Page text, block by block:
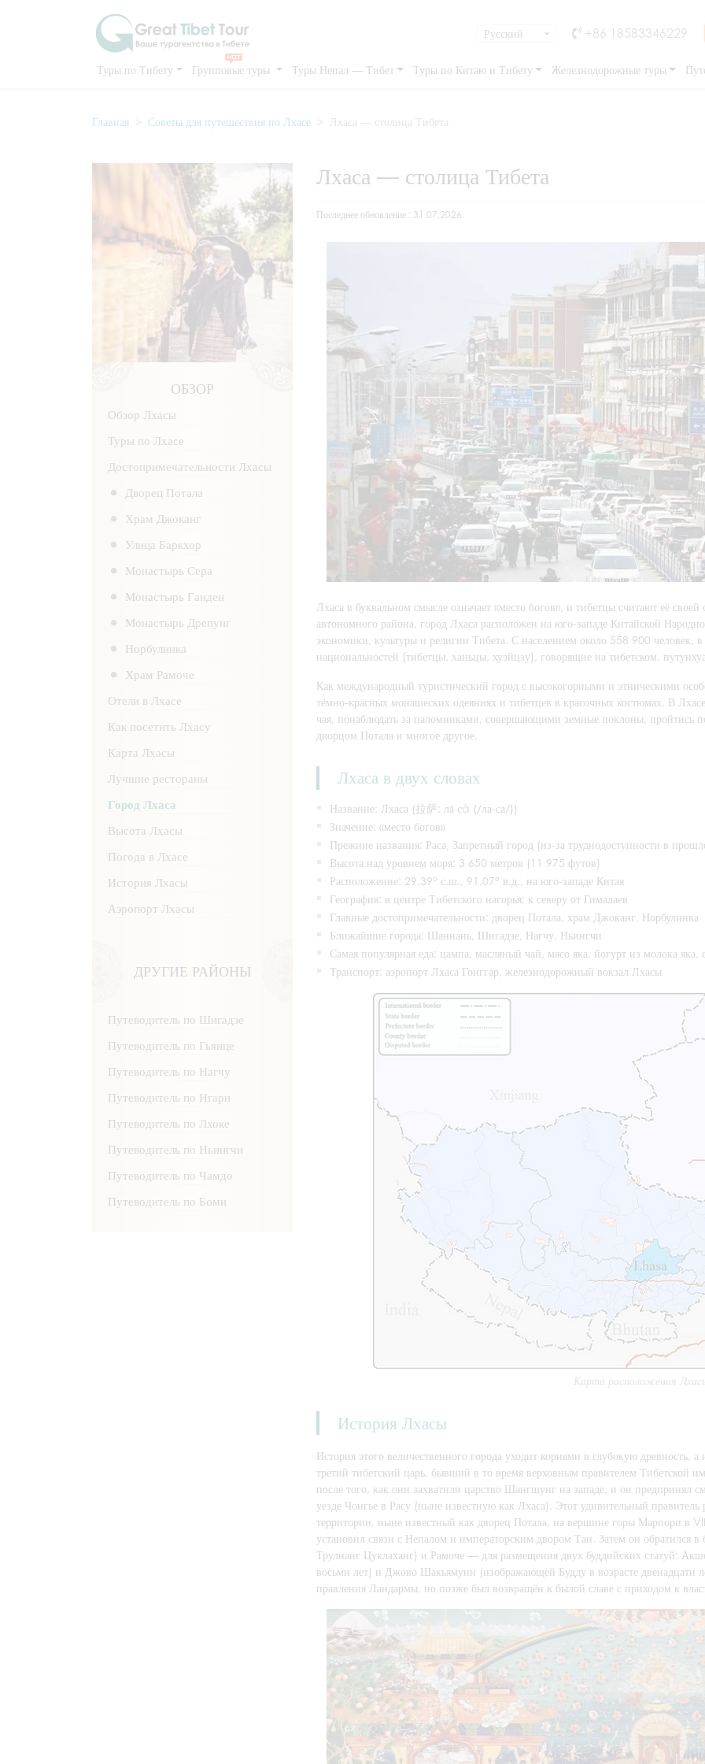
+86 18583346229
Туры по Тибету Групповые туры Туры Непал — Тибет Туры по Китаю и Тибету Железнодорожные туры
Главная Советы для путешествия по Лхасе Лхаса — столица Тибета
ОБЗОР
Обзор Лхасы
Туры по Лхасе
Достопримечательности Лхасы
Дворец Потала
Храм Джоканг
Улица Баркхор
Монастырь Сера
Монастырь Ганден
Монастырь Дрепунг
Норбулинка
Храм Рамоче
Отели в Лхасе
Как посетить Лхасу
Карта Лхасы
Лучшие рестораны
Город Лхаса
Высота Лхасы
Погода в Лхасе
История Лхасы
Аэропорт Лхасы
ДРУГИЕ РАЙОНЫ
Путеводитель по Шигадзе
Путеводитель по Гьянце
Путеводитель по Нагчу
Путеводитель по Нгари
Путеводитель по Лхоке
Путеводитель по Ньингчи
Путеводитель по Чамдо
Путеводитель по Боми
Лхаса — столица Тибета
Последнее обновление : 31.07.2026
Лхаса в буквальном смысле означает «место богов», и тибетцы считают её
автономного района, город Лхаса расположен на юго-западе Китайской
экономики, культуры и религии Тибета. С населением около 558 900 человек,
национальностей (тибетцы, ханьцы, хуэйцзу), говорящие на тибетском,
Как международный туристический город с высокогорными и этническими
тёмно-красных монашеских одеяниях и тибетцев в красочных костюмах. В
чая, понаблюдать за паломниками, совершающими земные поклоны, пройтись
дворцом Потала и многое другое.
Лхаса в двух словах
Название: Лхаса (拉萨; лā сà (/ла-са/))
Значение: «место богов»
Прежние названия: Раса, Запретный город (из-за труднодоступности в
Высота над уровнем моря: 3 650 метров (11 975 футов)
Расположение: 29.39° с.ш., 91.07° в.д., на юго-западе Китая
География: в центре Тибетского нагорья; к северу от Гималаев
Главные достопримечательности: дворец Потала, храм Джоканг, Норбулинка
Ближайшие города: Шаннань, Шигадзе, Нагчу, Ньингчи
Самая популярная еда: цампа, масляный чай, мясо яка, йогурт из молока яка,
Транспорт: аэропорт Лхаса Гонггар, железнодорожный вокзал Лхасы
Карта расположения
История Лхасы
История этого величественного города уходит корнями в глубокую древность,
третий тибетский царь, бывший в то время верховным правителем Тибетской
после того, как они захватили царство Шангшунг на западе, и он предпринял
уезде Чонгье в Расу (ныне известную как Лхаса). Этот удивительный
территории, ныне известный как дворец Потала, на вершине горы Марпори в
установил связи с Непалом и императорским двором Тан. Затем он обратился
Трулнанг Цуклаханг) и Рамоче — для размещения двух буддийских статуй:
восьми лет) и Джово Шакьямуни (изображающей Будду в возрасте двенадцати
правления Ландармы, но позже был возвращён к былой славе с приходом к